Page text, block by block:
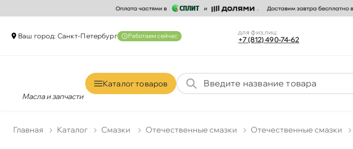
аш город: Санкт-Петербур Работаем сейчас для физ.лиц:
+7 (812) 490-74-62
Масла и запчасти
Каталог товаро
Главная Катало Смазки Отечественные смазки Отечественные смазки